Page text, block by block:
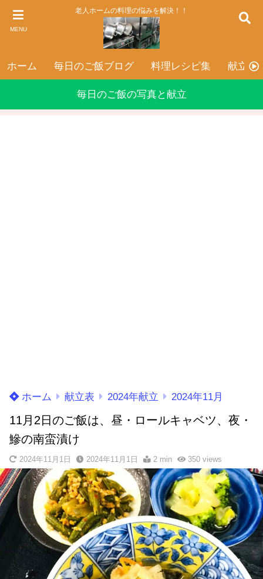
MENU
老人ホームの料理の悩みを解決！！
ホーム 毎日のご飯ブログ 料理レシピ集 献立表
毎日のご飯の写真と献立
ホーム 献立表 2024年献立 2024年11月
11月2日のご飯は、昼・ロールキャベツ、夜・
鰺の南蛮漬け
2024年11月1日 2024年11月1日 2 min 350views